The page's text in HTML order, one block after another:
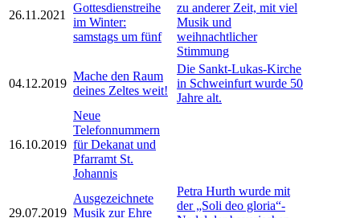
26.11.2021
Gottesdienstreihe
im Winter:
samstags um fünf
zu anderer Zeit, mit viel
Musik und
weihnachtlicher
Stimmung
04.12.2019
Mache den Raum
deines Zeltes weit!
Die Sankt-Lukas-Kirche
in Schweinfurt wurde 50
Jahre alt.
16.10.2019
Neue
Telefonnummern
für Dekanat und
Pfarramt St.
Johannis
29.07.2019
Ausgezeichnete
Musik zur Ehre
Petra Hurth wurde mit
der „Soli deo gloria“-